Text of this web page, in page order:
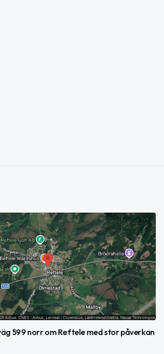
599 norr om Reftele med stor påverkan